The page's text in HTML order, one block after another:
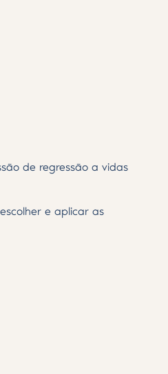
de regressão a vidas
e aplicar as